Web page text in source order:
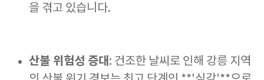
을 겪고 있습니다.
산불 위험성 증대 : 건조한 날씨로 인해 강릉 지역